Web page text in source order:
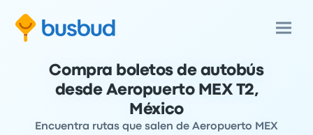
Compra boletos de autobús
desde Aeropuerto MEX T2,
México
Encuentra rutas que salen de Aeropuerto MEX